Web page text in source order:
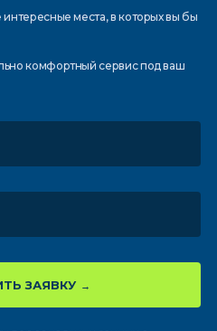
интересные места, в которыхвы бы
комфортныйсервис под ваш
ЗАЯВКУ